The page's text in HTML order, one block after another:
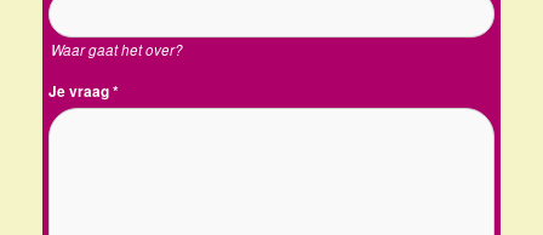
Waar gaat het over?
Je vraag*